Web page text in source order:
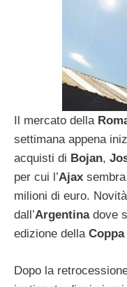
Il mercato della
settimana appena
acquisti di Bojan,
per cui l’Ajax
milioni di euro.
dall’Argentinadove
edizione della
Dopo la